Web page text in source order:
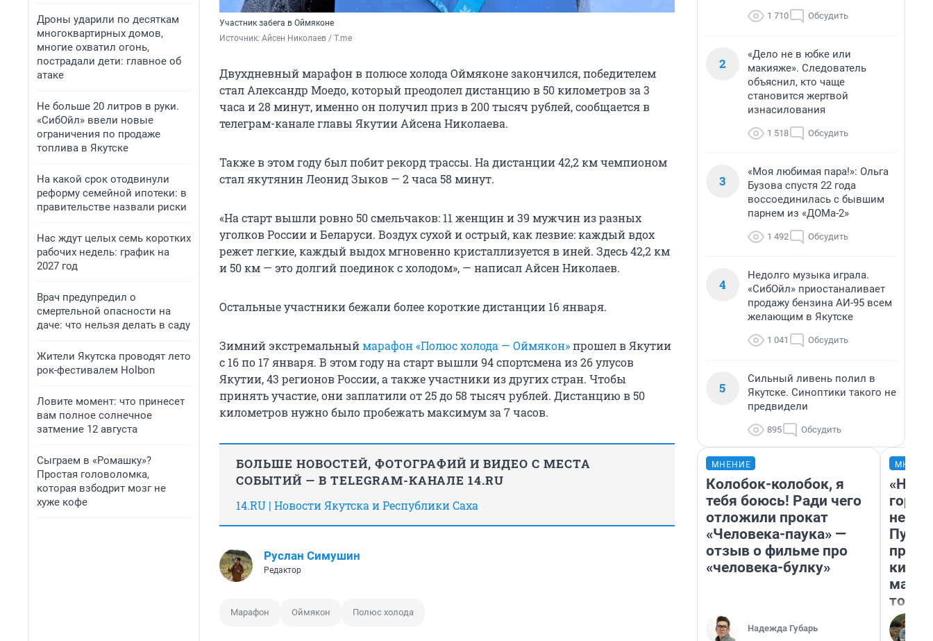
Дроны ударили по десяткам
многоквартирных домов,
многие охватил огонь,
пострадали дети: главное об
атаке
Не больше 20 литров в руки.
«СибОйл» ввели новые
ограничения по продаже
топлива в Якутске
На какой срок отодвинули
реформу семейной ипотеки: в
правительстве назвали риски
Нас ждут целых семь коротких
рабочих недель: график на
2027 год
Врач предупредил о
смертельной опасности на
даче: что нельзя делать в саду
Жители Якутска проводят лето
рок-фестивалем Holbon
Ловите момент: что принесет
вам полное солнечное
затмение 12 августа
Сыграем в «Ромашку»?
Простая головоломка,
которая взбодрит мозг не
хуже кофе
Участник забега в Оймяконе
Источник: Айсен Николаев / T.me
Двухдневный марафон в полюсе холода Оймяконе закончился, победителем
стал Александр Моедо, который преодолел дистанцию в 50 километров за 3
часа и 28 минут, именно он получил приз в 200 тысяч рублей, сообщается в
телеграм-канале главы Якутии Айсена Николаева.
Также в этом году был побит рекорд трассы. На дистанции 42,2 км чемпионом
стал якутянин Леонид Зыков — 2 часа 58 минут.
«На старт вышли ровно 50 смельчаков: 11 женщин и 39 мужчин из разных
уголков России и Беларуси. Воздух сухой и острый, как лезвие: каждый вдох
режет легкие, каждый выдох мгновенно кристаллизуется в иней. Здесь 42,2 км
и 50 км — это долгий поединок с холодом», — написал Айсен Николаев.
Остальные участники бежали более короткие дистанции 16 января.
Зимний экстремальныймарафон «Полюс холода — Оймякон»прошел в Якутии
с 16 по 17 января. В этом году на старт вышли 94 спортсмена из 26 улусов
Якутии, 43 регионов России, а также участники из других стран. Чтобы
принять участие, они заплатили от 25 до 58 тысяч рублей. Дистанцию в 50
километров нужно было пробежать максимум за 7 часов.
БОЛЬШЕ НОВОСТЕЙ, ФОТОГРАФИЙ И ВИДЕО С МЕСТА
СОБЫТИЙ — В TELEGRAM-КАНАЛЕ 14.RU
14.RU | Новости Якутска и Республики Саха
Руслан Симушин
Редактор
Марафон Оймякон Полюс холода
1 710 Обсудить
2
«Дело не в юбке или
макияже». Следователь
объяснил, кто чаще
становится жертвой
изнасилования
1 518 Обсудить
3
«Моя любимая пара!»: Ольга
Бузова спустя 22 года
воссоединилась с бывшим
парнем из «ДОМа-2»
1 492 Обсудить
4
Недолго музыка играла.
«СибОйл» приостаналивает
продажу бензина АИ-95 всем
желающим в Якутске
1 041 Обсудить
5
Сильный ливень полил в
Якутске. Синоптики такого не
предвидели
895 Обсудить
МНЕНИЕ
Колобок-колобок, я
тебя боюсь! Ради чего
отложили прокат
«Человека-паука» —
отзыв о фильме про
«человека-булку»
Надежда Губарь
«Нет
того